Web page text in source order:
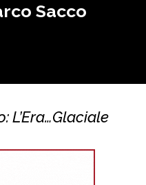
Sacco
L’Era…Glaciale